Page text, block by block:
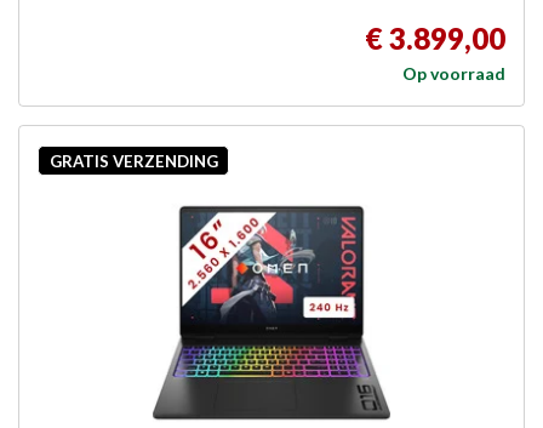
€ 3.899,00
Op voorraad
GRATIS VERZENDING